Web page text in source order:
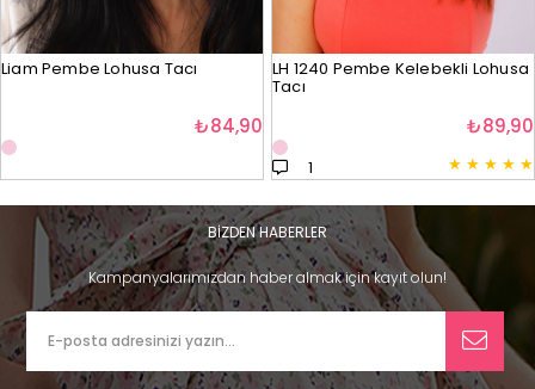
Liam Pembe Lohusa Tacı
₺84,90
LH 1240 Pembe Kelebekli Lohusa
Tacı
★ ★ ★ ★ ★
1
₺89,90
BİZDEN HABERLER
Kampanyalarımızdan haber almak için kayıt olun!